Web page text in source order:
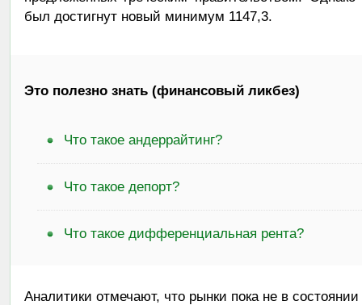
был достигнут новый минимум 1147,3.
Это полезно знать (финансовый ликбез)
Что такое андеррайтинг?
Что такое депорт?
Что такое дифференциальная рента?
Аналитики отмечают, что рынки пока не в